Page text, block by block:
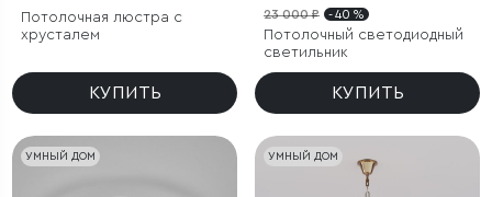
Потолочная люстра с
хрусталем
КУПИТЬ
23 000 ₽ - 40 %
Потолочный светодиодный
светильник
КУПИТЬ
УМНЫЙ ДОМ УМНЫЙ ДОМ